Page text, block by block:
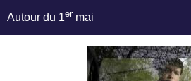
Autour du 1er mai